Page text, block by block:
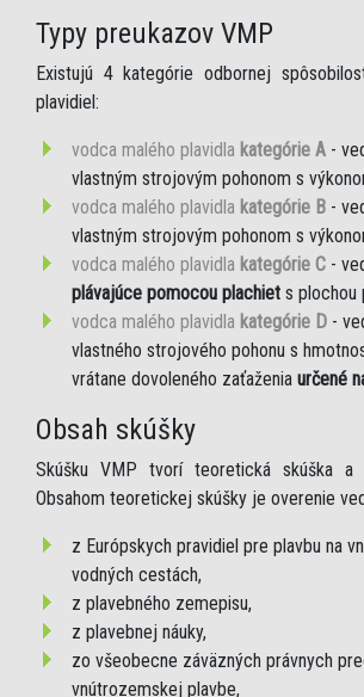
Typy preukazov VMP
Existujú 4 kategórie odbornej
plavidiel:
vodca malého plavidla kategórie A -
vlastným strojovým pohonom s
vodca malého plavidla kategórie B -
vlastným strojovým pohonom s
vodca malého plavidla kategórie C -
plávajúce pomocou plachiet s plochou
vodca malého plavidla kategórie D -
vlastného strojového pohonu s
vrátane dovoleného zaťaženia určené
Obsah skúšky
Skúšku VMP tvorí teoretická skúška a
Obsahom teoretickej skúšky je overenie
z Európskych pravidiel pre plavbu na
vodných cestách,
z plavebného zemepisu,
z plavebnej náuky,
zo všeobecne záväzných právnych
vnútrozemskej plavbe,